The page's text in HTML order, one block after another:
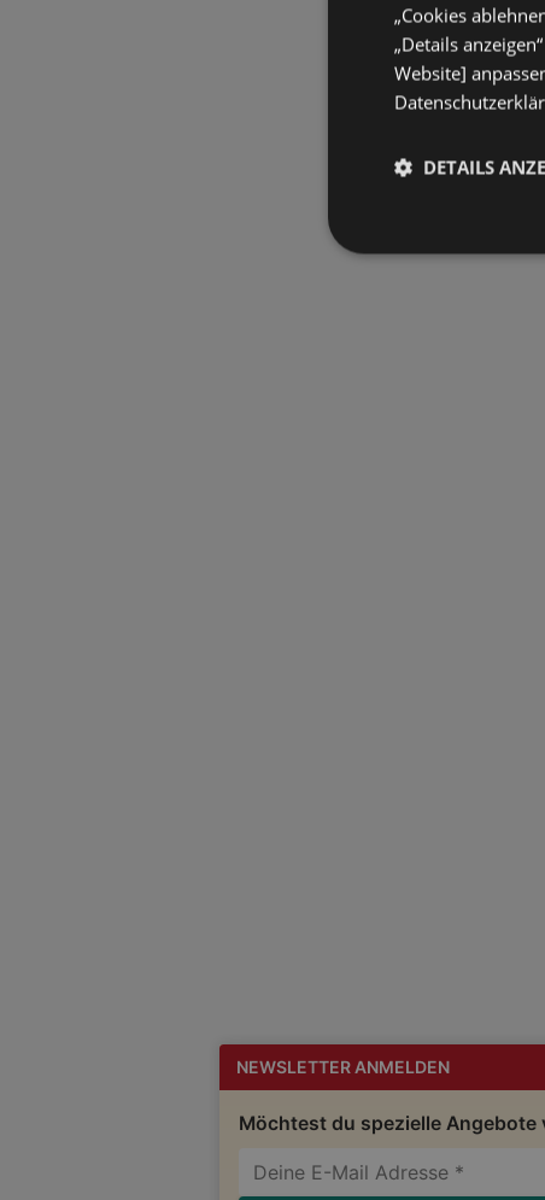
NEWSLETTER ANMELDEN
Möchtest du spezielle Angebote
„Cookies
„Details
Website]
DETAILS